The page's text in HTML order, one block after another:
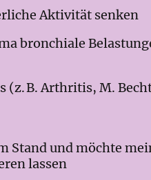
Aktivität senken
bronchiale
B. Arthritis, M.
Stand und möchte
lassen